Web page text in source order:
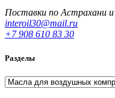
Поставки по Астрахани
interoil30@mail.ru
+7 908 610 83 30
Разделы
Разделы